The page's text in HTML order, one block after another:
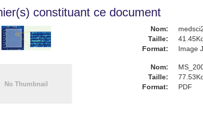
constituant ce document
Nom:
Taille:
Format:
Image
Nom:
Taille:
Format:
PDF